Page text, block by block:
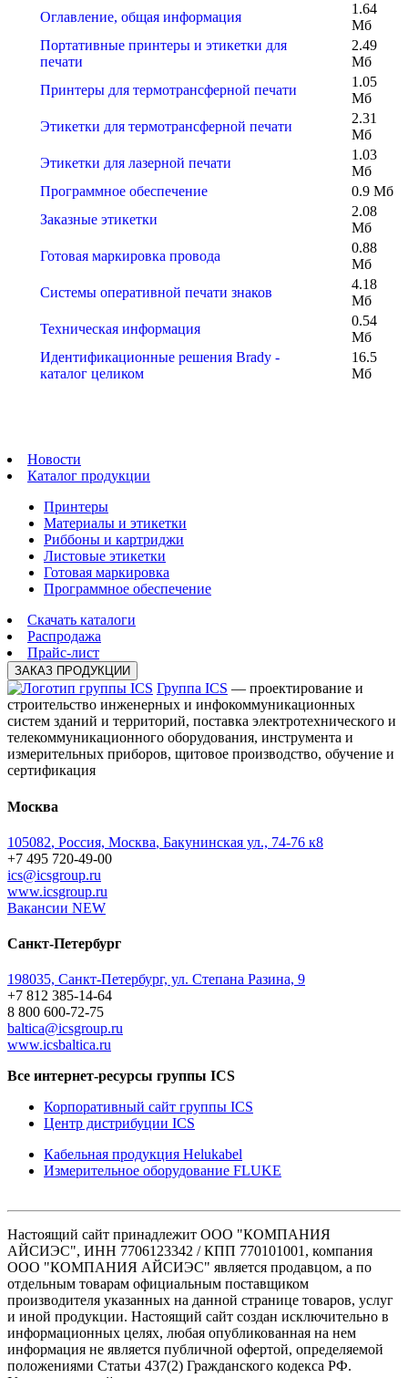
Оглавление, общая информация
1.64
Мб
Портативные принтеры и этикетки для
печати
2.49
Мб
Принтеры для термотрансферной печати
1.05
Мб
Этикетки для термотрансферной печати
2.31
Мб
Этикетки для лазерной печати
1.03
Мб
Программное обеспечение
0.9 Мб
Заказные этикетки
2.08
Мб
Готовая маркировка провода
0.88
Мб
Системы оперативной печати знаков
4.18
Мб
Техническая информация
0.54
Мб
Идентификационные решения Brady -
каталог целиком
16.5
Мб
Новости
Каталог продукции
Принтеры
Материалы и этикетки
Риббоны и картриджи
Листовые этикетки
Готовая маркировка
Программное обеспечение
Скачать каталоги
Распродажа
Прайс-лист
ЗАКАЗ ПРОДУКЦИИ
Группа ICS — проектирование и
строительство инженерных и инфокоммуникационных
систем зданий и территорий, поставка электротехнического и
телекоммуникационного оборудования, инструмента и
измерительных приборов, щитовое производство, обучение и
сертификация
Москва
105082, Россия, Москва, Бакунинская ул., 74-76 к8
+7 495 720-49-00
ics@icsgroup.ru
www.icsgroup.ru
Вакансии NEW
Санкт-Петербург
198035, Санкт-Петербург, ул. Степана Разина, 9
+7 812 385-14-64
8 800 600-72-75
baltica@icsgroup.ru
www.icsbaltica.ru
Все интернет-ресурсы группы ICS
Корпоративный сайт группы ICS
Центр дистрибуции ICS
Кабельная продукция Helukabel
Измерительное оборудование FLUKE
Настоящий сайт принадлежит ООО "КОМПАНИЯ
АЙСИЭС", ИНН 7706123342 / КПП 770101001, компания
ООО "КОМПАНИЯ АЙСИЭС" является продавцом, а по
отдельным товарам официальным поставщиком
производителя указанных на данной странице товаров, услуг
и иной продукции. Настоящий сайт создан исключительно в
информационных целях, любая опубликованная на нем
информация не является публичной офертой, определяемой
положениями Статьи 437(2) Гражданского кодекса РФ.